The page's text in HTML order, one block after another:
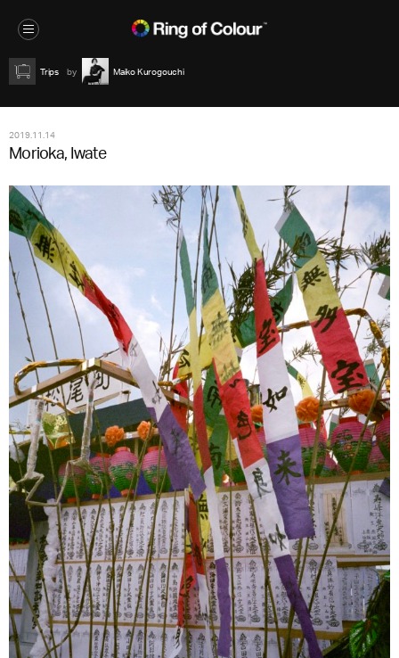
Trips Maiko Kurogouchi
2019.11.14
Morioka, Iwate